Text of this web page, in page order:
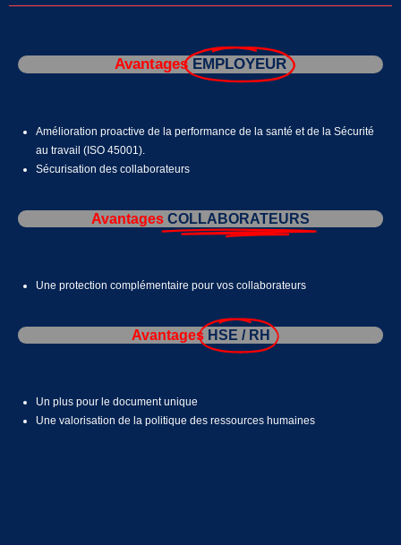
Avantages EMPLOYEUR
Amélioration proactive de la performance de la santé et de la Sécurité
au travail (ISO 45001).
Sécurisation des collaborateurs
Avantages COLLABORATEURS
Une protection complémentaire pour vos collaborateurs
Avantages HSE / RH
Un plus pour le document unique
Une valorisation de la politique des ressources humaines